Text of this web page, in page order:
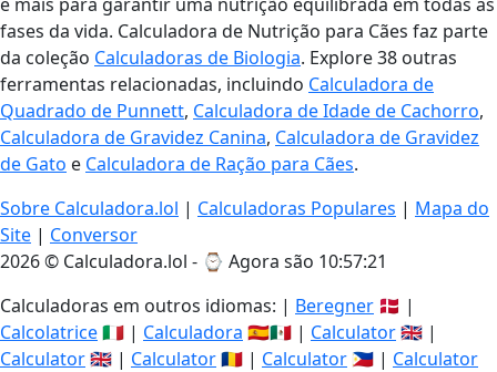
fases da vida. Calculadora de Nutrição para Cães faz parte
da coleção Calculadoras de Biologia. Explore 38 outras
ferramentas relacionadas, incluindo Calculadora de
Quadrado de Punnett, Calculadora de Idade de Cachorro,
Calculadora de Gravidez Canina, Calculadora de Gravidez
de Gato e Calculadora de Ração para Cães.
Sobre Calculadora.lol | Calculadoras Populares | Mapa do
Site | Conversor
2026 © Calculadora.lol - ⌚ Agora são 10:57:21
Calculadoras em outros idiomas: | Beregner 🇩🇰 |
Calcolatrice🇮🇹 | Calculadora 🇪🇸🇲🇽 | Calculator🇬🇧 |
Calculator🇬🇧 | Calculator🇷🇴 | Calculator 🇵🇭 | Calculator